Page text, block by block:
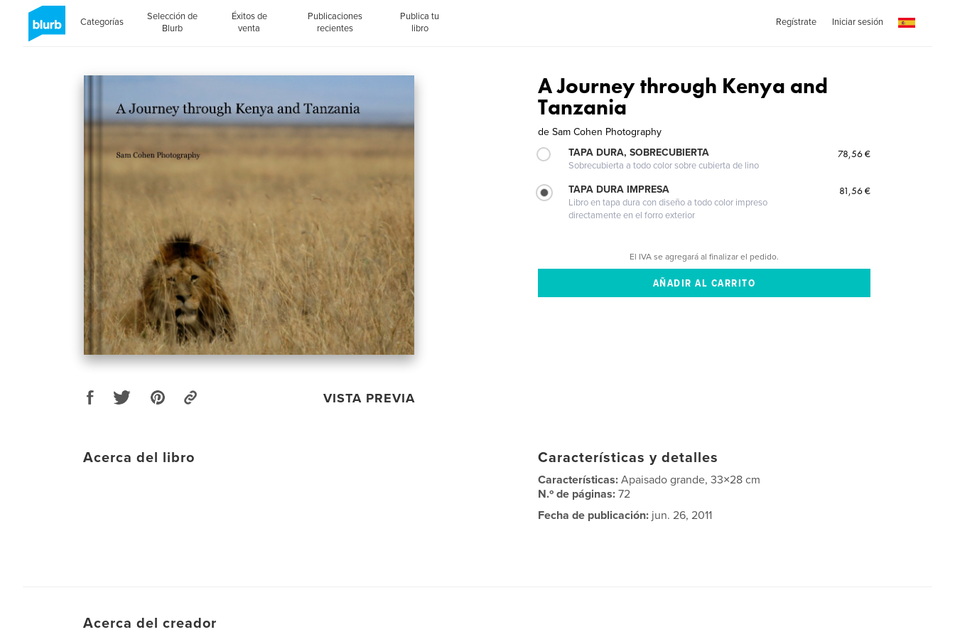
Categorías
Selección de
Blurb
Éxitos de
venta
Publicaciones
recientes
Publica tu
libro
Regístrate Iniciar sesión
VISTA PREVIA
A Journey through Kenya and
Tanzania
de Sam Cohen Photography
TAPA DURA, SOBRECUBIERTA
Sobrecubierta a todo color sobre cubierta de lino
78,56 €
TAPA DURA IMPRESA
Libro en tapa dura con diseño a todo color impreso
directamente en el forro exterior
81,56 €
El IVA se agregará al finalizar el pedido.
Acerca del libro Características y detalles
Características:Apaisado grande, 33×28 cm
N.º de páginas:72
Fecha de publicación: jun. 26, 2011
Acerca del creador